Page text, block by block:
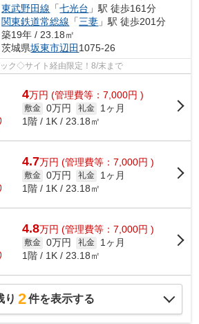
東武野田線 「七光台 」駅 徒歩161分
関東鉄道常総線 「三妻 」駅 徒歩201分
築19年 / 23.18㎡
茨城県坂東市辺田1075-26
ク◇サイト経由限定！8/末まで
4万円 (管理費等：7,000円 )
敷金 0万円 礼金
1ヶ月
1階 / 1K / 23.18㎡
4.7万円 (管理費等：7,000円 )
敷金 0万円 礼金
1ヶ月
1階 / 1K / 23.18㎡
4.8万円 (管理費等：7,000円 )
敷金 0万円 礼金
1ヶ月
1階 / 1K / 23.18㎡
り 2件を表示する